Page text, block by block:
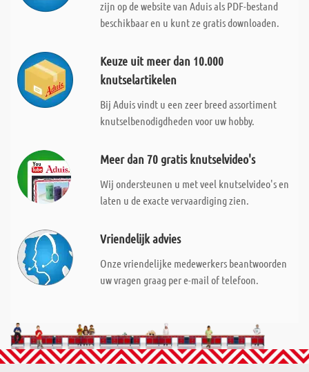
zijn op de website van Aduis als PDF-bestand
beschikbaar en u kunt ze gratis downloaden.
Keuze uit meer dan 10.000
knutselartikelen
Bij Aduis vindt u een zeer breed assortiment
knutselbenodigdheden voor uw hobby.
Meer dan 70 gratis knutselvideo's
Wij ondersteunen u met veel knutselvideo's en
laten u de exacte vervaardiging zien.
Vriendelijk advies
Onze vriendelijke medewerkers beantwoorden
uw vragen graag per e-mail of telefoon.